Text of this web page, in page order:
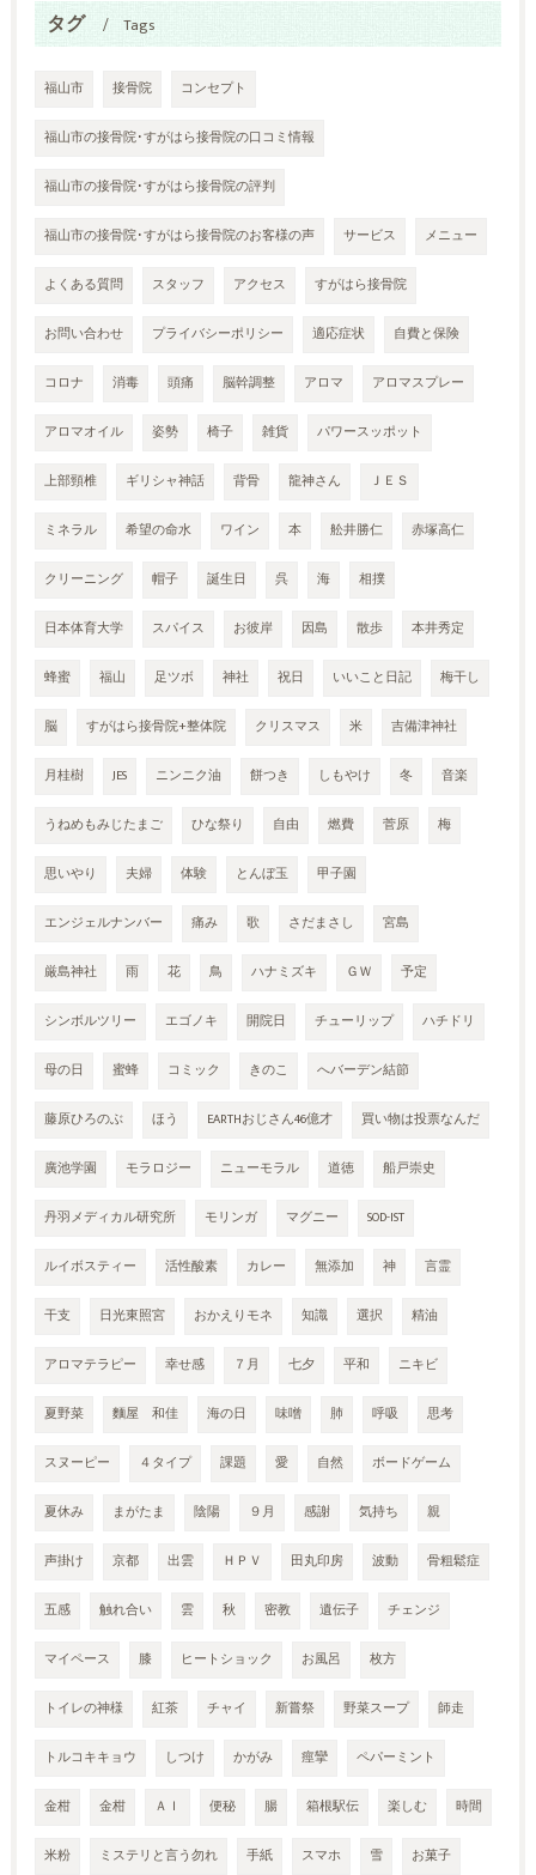
タグ Tags
福山市 接骨院 コンセプト
福山市の接骨院･すがはら接骨院の口コミ情報
福山市の接骨院･すがはら接骨院の評判
福山市の接骨院･すがはら接骨院のお客様の声 サービス メニュー
よくある質問 スタッフ アクセス すがはら接骨院
お問い合わせ プライバシーポリシー 適応症状 自費と保険
コロナ 消毒 頭痛 脳幹調整 アロマ アロマスプレー
アロマオイル 姿勢 椅子 雑貨 パワースッポット
上部頸椎 ギリシャ神話 背骨 龍神さん ＪＥＳ
ミネラル 希望の命水 ワイン 本 舩井勝仁 赤塚高仁
クリーニング 帽子 誕生日 呉 海 相撲
日本体育大学 スパイス お彼岸 因島 散歩 本井秀定
蜂蜜 福山 足ツボ 神社 祝日 いいこと日記 梅干し
脳 すがはら接骨院+整体院 クリスマス 米 吉備津神社
月桂樹 JES ニンニク油 餅つき しもやけ 冬 音楽
うねめもみじたまご ひな祭り 自由 燃費 菅原 梅
思いやり 夫婦 体験 とんぼ玉 甲子園
エンジェルナンバー 痛み 歌 さだまさし 宮島
厳島神社 雨 花 鳥 ハナミズキ ＧＷ 予定
シンボルツリー エゴノキ 開院日 チューリップ ハチドリ
母の日 蜜蜂 コミック きのこ へバーデン結節
藤原ひろのぶ ほう EARTHおじさん46億才 買い物は投票なんだ
廣池学園 モラロジー ニューモラル 道徳 船戸崇史
丹羽メディカル研究所 モリンガ マグニー SOD-IST
ルイボスティー 活性酸素 カレー 無添加 神 言霊
干支 日光東照宮 おかえりモネ 知識 選択 精油
アロマテラピー 幸せ感 ７月 七夕 平和 ニキビ
夏野菜 麵屋 和佳 海の日 味噌 肺 呼吸 思考
スヌーピー ４タイプ 課題 愛 自然 ボードゲーム
夏休み まがたま 陰陽 ９月 感謝 気持ち 親
声掛け 京都 出雲 ＨＰＶ 田丸印房 波動 骨粗鬆症
五感 触れ合い 雲 秋 密教 遺伝子 チェンジ
マイペース 膝 ヒートショック お風呂 枚方
トイレの神様 紅茶 チャイ 新嘗祭 野菜スープ 師走
トルコキキョウ しつけ かがみ 痙攣 ペパーミント
金柑 金柑 ＡＩ 便秘 腸 箱根駅伝 楽しむ 時間
米粉 ミステリと言う勿れ 手紙 スマホ 雪 お菓子